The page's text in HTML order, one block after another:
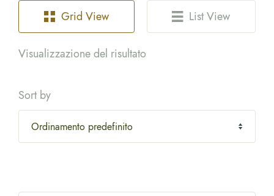
Grid View List View
Visualizzazione del risultato
Sort by